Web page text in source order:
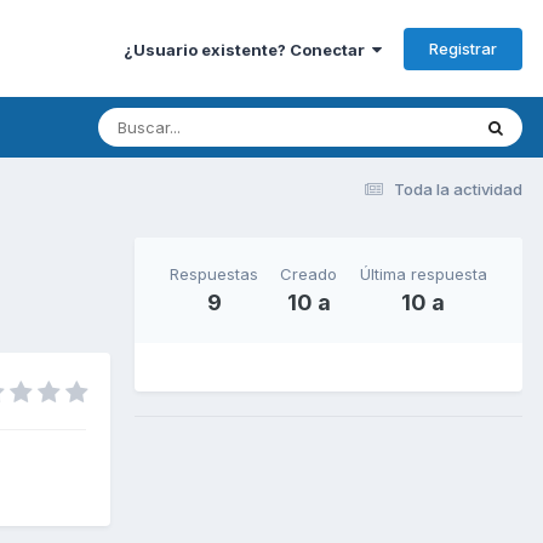
¿Usuario existente? Conectar Registrar
Toda la actividad
Respuestas
9
Creado
10 a
Última respuesta
10 a